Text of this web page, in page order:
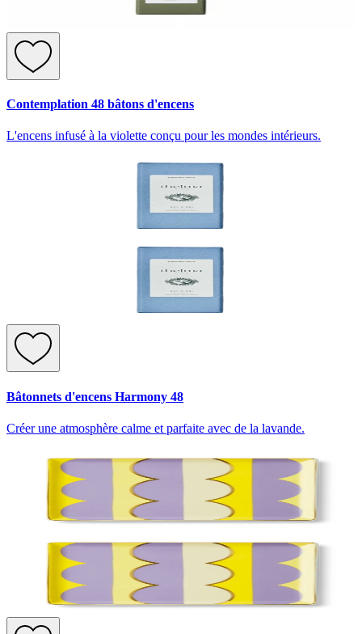
Contemplation 48 bâtons d'encens
L'encens infusé à la violette conçu pour les mondes intérieurs.
Bâtonnets d'encens Harmony 48
Créer une atmosphère calme et parfaite avec de la lavande.